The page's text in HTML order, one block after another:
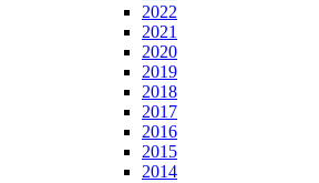
2022
2021
2020
2019
2018
2017
2016
2015
2014